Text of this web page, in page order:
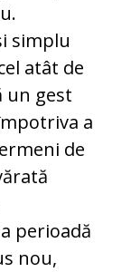
simplu
atât de
un gest
a
de
perioadă
nou,